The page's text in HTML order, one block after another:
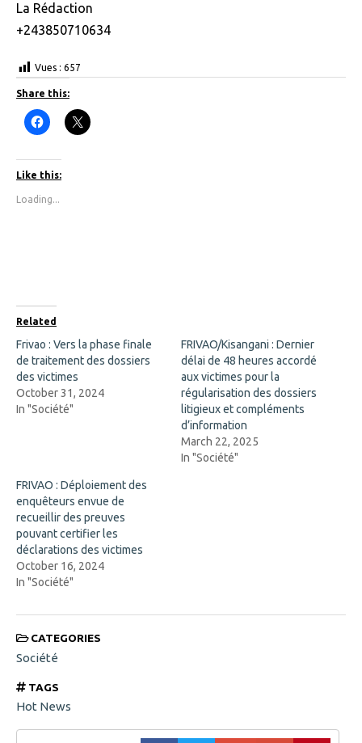
La Rédaction
+243850710634
Vues : 657
Share this:
C
l
k
t
o
h
b
o
o
k
(
O
p
e
n
s
i
n
d
o
w
)
C
l
i
n
n
w
Like this:
Loading...
Related
Frivao : Vers la phase finale
de traitement des dossiers
des victimes
October 31, 2024
In "Société"
FRIVAO/Kisangani : Dernier
délai de 48 heures accordé
aux victimes pour la
régularisation des dossiers
litigieux et compléments
d’information
March 22, 2025
In "Société"
FRIVAO : Déploiement des
enquêteurs envue de
recueillir des preuves
pouvant certifier les
déclarations des victimes
October 16, 2024
In "Société"
CATEGORIES
Société
TAGS
Hot News